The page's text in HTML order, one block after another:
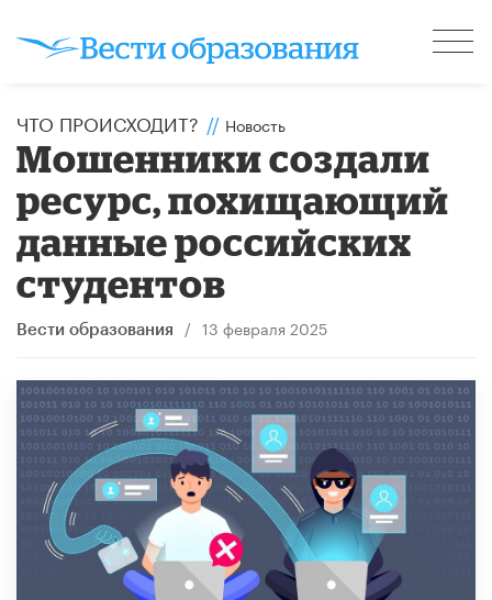
ЧТО ПРОИСХОДИТ? // Новость
Мошенники создали
ресурс, похищающий
данные российских
студентов
Вести образования / 13 февраля 2025